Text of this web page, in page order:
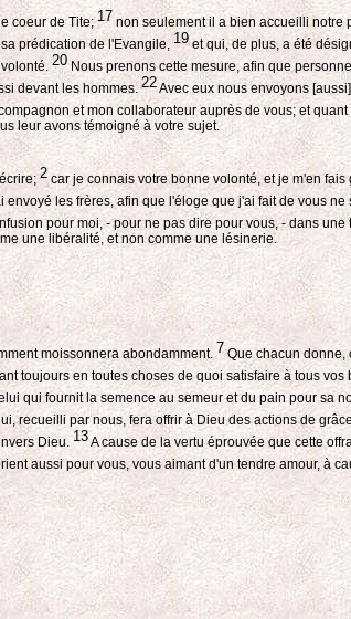
coeur de Tite;17 non seulement il a bien accueilli notre
prédication de l'Evangile, 19et qui, de plus, a été
20Nous prenons cette mesure, afin que
devant les hommes.22Avec eux nous envoyons
et mon collaborateur auprès de vous; et
leur avons témoigné à votre sujet.
2car je connais votre bonne volonté, et je m'en
envoyé les frères, afin que l'éloge que j'ai fait de vous
pour moi, - pour ne pas dire pour vous, - dans
une libéralité, et non comme une lésinerie.
moissonnera abondamment.7Que chacun donne,
toujours en toutes choses de quoi satisfaire à tous
qui fournit la semence au semeur et du pain pour sa
recueilli par nous, fera offrir à Dieu des actions de
Dieu. 13A cause de la vertu éprouvée que cette
aussi pour vous, vous aimant d'un tendre amour, à